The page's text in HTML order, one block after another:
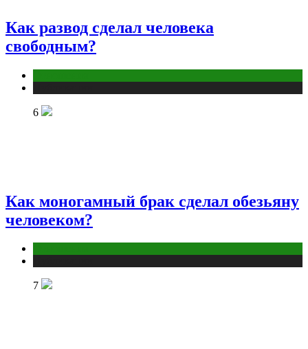
Как развод сделал человека
свободным?
6
Как моногамный брак сделал обезьяну
человеком?
7